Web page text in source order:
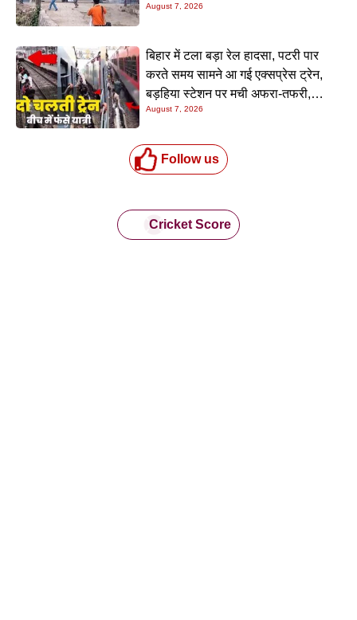
August 7, 2026
बिहार में टला बड़ा रेल हादसा, पटरी पार
करते समय सामने आ गई एक्सप्रेस ट्रेन,
बड़हिया स्टेशन पर मची अफरा-तफरी,
यात्रियों की लापरवाही आई सामने
August 7, 2026
Follow us
Cricket Score